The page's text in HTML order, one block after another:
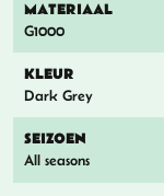
MATERIAAL
G1000
KLEUR
Dark Grey
SEIZOEN
All seasons